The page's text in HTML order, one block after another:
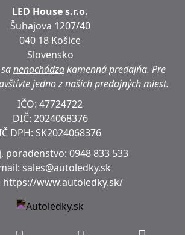
LED House s.r.o.
Šuhajova 1207/40
040 18 Košice
Slovensko
nenachádzakamenná predajňa. Pre
jedno z našich predajných miest.
IČO: 47724722
DIČ: 2024068376
DPH: SK2024068376
poradenstvo: 0948 833 533
sales@autoledky.sk
https://www.autoledky.sk/